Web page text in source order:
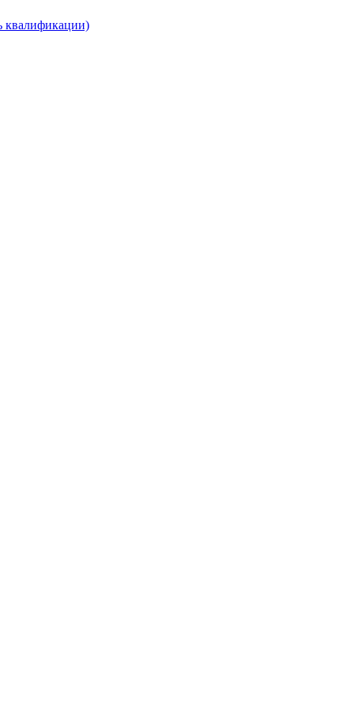
квалификации)